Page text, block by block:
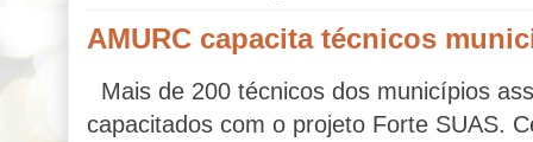
AMURC capacita técnicos
Mais de 200 técnicos dos municípios
capacitados com o projeto Forte SUAS.